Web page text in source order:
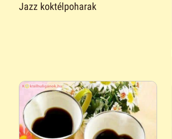
Jazz koktélpoharak